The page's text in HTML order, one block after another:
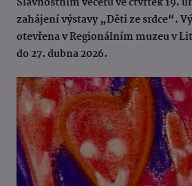
zahájení výstavy „Děti ze srdce“.
otevřena v Regionálním muzeu v
do 27. dubna 2026.